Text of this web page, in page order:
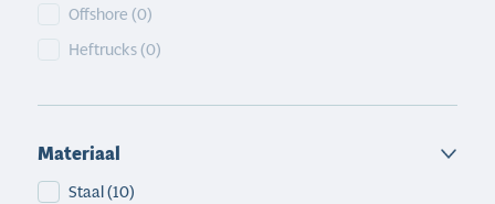
Offshore(0)
Heftrucks(0)
Materiaal
Materiaal
Staal(10)